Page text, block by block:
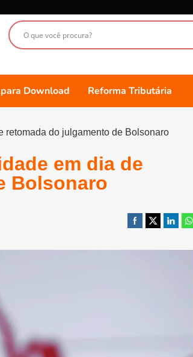
Download Reforma Tributária
retomada do julgamento de Bolsonaro
em dia de
Bolsonaro